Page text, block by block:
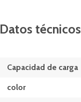
Datos técnicos
Capacidad de carga
color